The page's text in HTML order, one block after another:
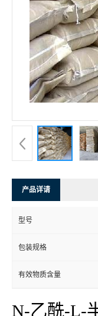
产品详请
型号
包装规格
有效物质含量
N-乙酰-L-